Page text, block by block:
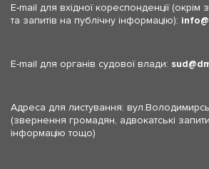
E-mail для вхідної кореспонденції
та запитів на публічну інформацію): info
E-mail для органів судової влади: sud
Адреса для листування:
(звернення громадян, адвокатські
інформацію тощо)